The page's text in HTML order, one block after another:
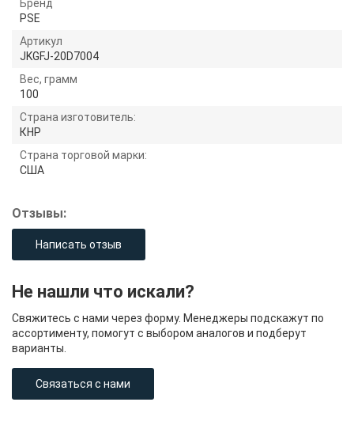
Бренд
PSE
Артикул
JKGFJ-20D7004
Вес, грамм
100
Страна изготовитель:
КНР
Страна торговой марки:
США
Отзывы:
Написать отзыв
Не нашли что искали?
Свяжитесь с нами через форму. Менеджеры подскажут по
ассортименту, помогут с выбором аналогов и подберут
варианты.
Связаться с нами